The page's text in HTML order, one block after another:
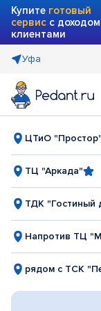
Купите готовый
сервис с
клиентами
Уфа
ЦТиО "Простор"
ТЦ "Аркада"
ТДК "Гостиный
Напротив ТЦ
рядом с ТСК